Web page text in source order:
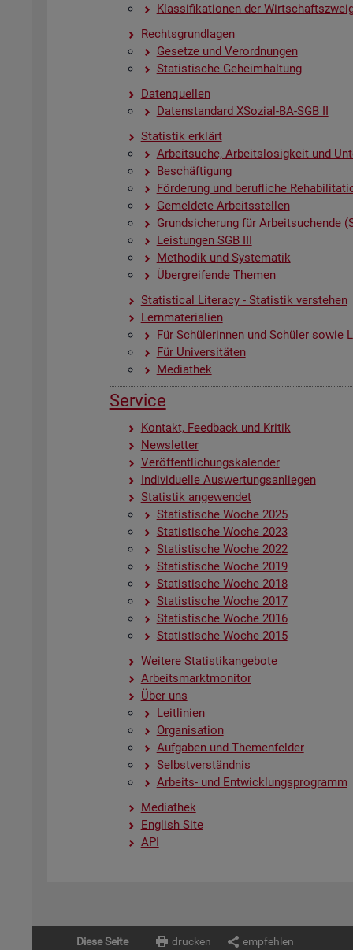
Klas­si­fi­ka­tio­nen der
Rechts­grund­la­gen
Ge­set­ze und Ver­ord­nun­gen
Sta­tis­ti­sche Ge­heim­hal­tung
Da­ten­quel­len
Da­ten­stan­dard XSo­zi­al-BA-SGB II
Sta­tis­tik er­klärt
Ar­beit­su­che, Ar­beits­lo­sig­keit und
Be­schäf­ti­gung
För­de­rung und be­ruf­li­che
Ge­mel­de­te Ar­beits­stel­len
Grund­si­che­rung für Ar­beit­su­chen­de
Leis­tun­gen SGB III
Me­tho­dik und Sys­te­ma­tik
Über­grei­fen­de The­men
Sta­ti­s­ti­cal Li­te­r­acy - Sta­tis­tik ver­ste­hen
Lern­ma­te­ria­li­en
Für Schü­le­rin­nen und Schü­ler sowie
Für Uni­ver­si­tä­ten
Me­dia­thek
Ser­vice
Kon­takt, Feed­back und Kri­tik
News­let­ter
Ver­öf­fent­li­chungs­ka­len­der
In­di­vi­du­el­le Aus­wer­tungs­an­lie­gen
Sta­tis­tik an­ge­wen­det
Sta­tis­ti­sche Woche 2025
Sta­tis­ti­sche Woche 2023
Sta­tis­ti­sche Woche 2022
Sta­tis­ti­sche Woche 2019
Sta­tis­ti­sche Woche 2018
Sta­tis­ti­sche Woche 2017
Sta­tis­ti­sche Woche 2016
Sta­tis­ti­sche Woche 2015
Wei­te­re Sta­tis­tik­an­ge­bo­te
Ar­beits­markt­mo­ni­tor
Über uns
Leit­li­ni­en
Or­ga­ni­sa­ti­on
Auf­ga­ben und The­men­fel­der
Selbst­ver­ständ­nis
Ar­beits- und Ent­wick­lungs­pro­gramm
Me­dia­thek
English Site
API
Diese Seite drucken empfehlen